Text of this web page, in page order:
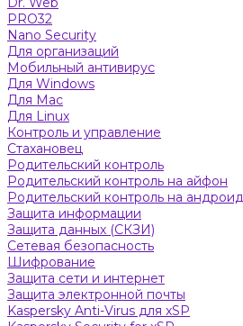
PRO32
Nano Security
Для организаций
Мобильный антивирус
Для Windows
Для Mac
Для Linux
Контроль и управление
Стахановец
Родительский контроль
Родительский контроль на айфон
Родительский контроль на андроид
Защита информации
Защита данных (СКЗИ)
Сетевая безопасность
Шифрование
Защита сети и интернет
Защита электронной почты
Kaspersky Anti-Virus для xSP